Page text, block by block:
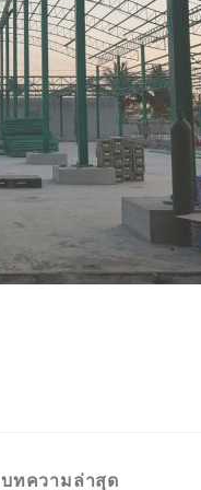
บทความล่าสุด